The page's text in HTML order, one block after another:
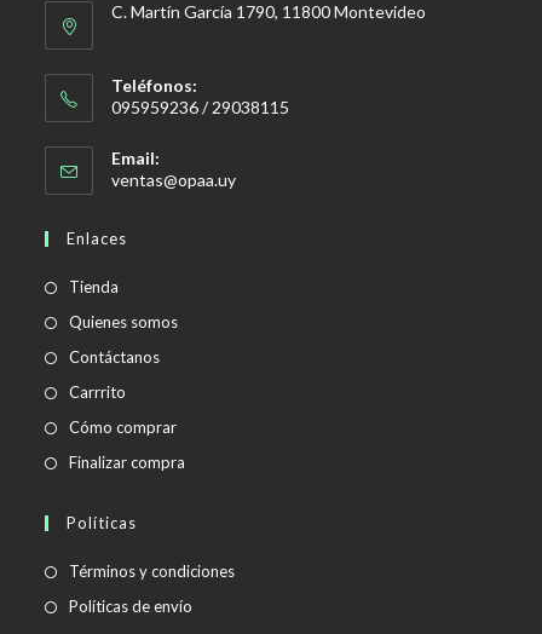
C. Martín García 1790, 11800 Montevideo
Teléfonos:
095959236 / 29038115
Email:
ventas@opaa.uySe
Enlaces
Tienda
Quienes somos
Contáctanos
Carrrito
Cómo comprar
Finalizar compra
Políticas
Términos y condicionesSe
Políticas de envío